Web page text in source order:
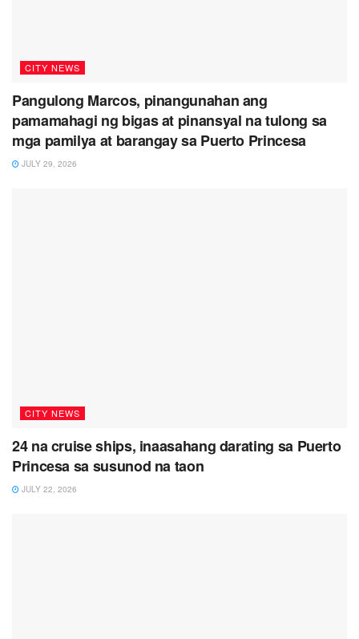
CITY NEWS
Pangulong Marcos, pinangunahan ang
pamamahagi ng bigas at pinansyal na tulong sa
mga pamilya at barangay sa Puerto Princesa
JULY 29, 2026
CITY NEWS
24 na cruise ships, inaasahang darating sa Puerto
Princesa sa susunod na taon
JULY 22, 2026